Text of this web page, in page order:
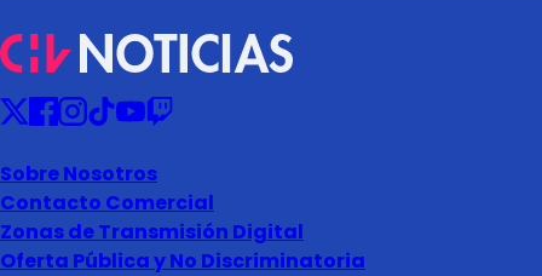
Sobre Nosotros
Contacto Comercial
Zonas de Transmisión Digital
Oferta Pública y No Discriminatoria